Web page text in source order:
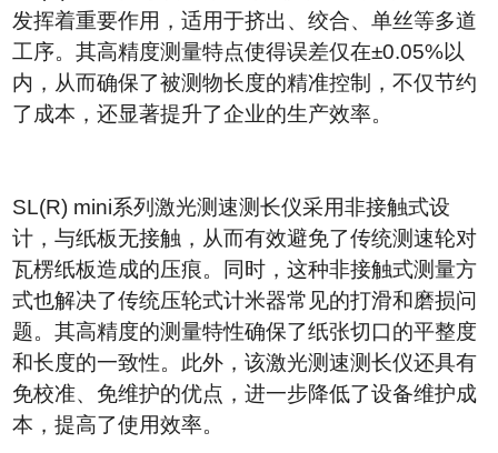
发挥着重要作用，适用于挤出、绞合、单丝等多道
工序。其高精度测量特点使得误差仅在±0.05%以
内，从而确保了被测物长度的精准控制，不仅节约
了成本，还显著提升了企业的生产效率。
SL(R) mini系列激光测速测长仪采用非接触式设
计，与纸板无接触，从而有效避免了传统测速轮对
瓦楞纸板造成的压痕。同时，这种非接触式测量方
式也解决了传统压轮式计米器常见的打滑和磨损问
题。其高精度的测量特性确保了纸张切口的平整度
和长度的一致性。此外，该激光测速测长仪还具有
免校准、免维护的优点，进一步降低了设备维护成
本，提高了使用效率。